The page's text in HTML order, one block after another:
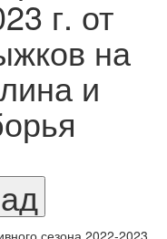
г. от
на
и